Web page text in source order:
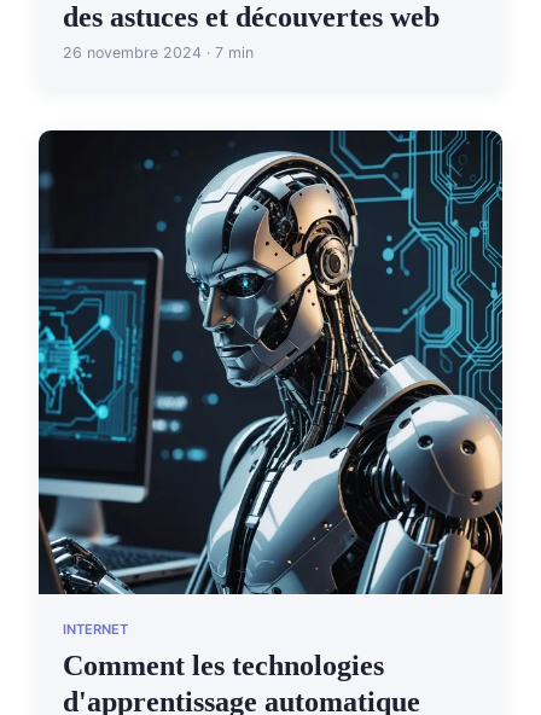
des astuces et découvertes web
26 novembre 2024 · 7 min
INTERNET
Comment les technologies
d'apprentissage automatique